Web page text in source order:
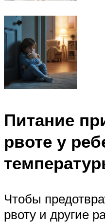
Питание
рвоте у
Чтобы
рвоту и другие